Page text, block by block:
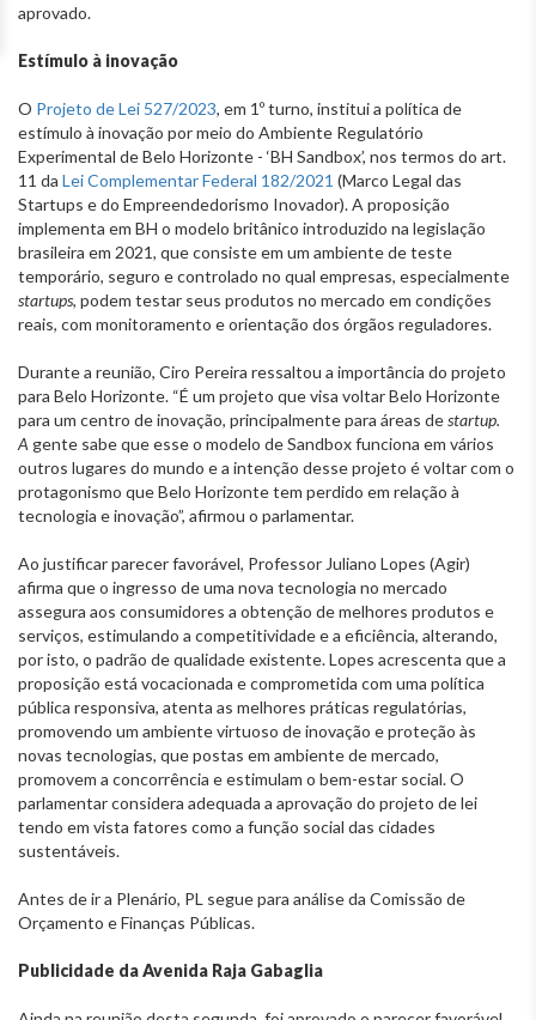
aprovado.
Estímulo à inovação
O Projeto de Lei 527/2023, em 1º turno, institui a política de
estímulo à inovação por meio do Ambiente Regulatório
Experimental de Belo Horizonte - ‘BH Sandbox’, nos termos do art.
11 da Lei Complementar Federal 182/2021 (Marco Legal das
Startups e do Empreendedorismo Inovador). A proposição
implementa em BH o modelo britânico introduzido na legislação
brasileira em 2021, que consiste em um ambiente de teste
temporário, seguro e controlado no qual empresas, especialmente
startups, podem testar seus produtos no mercado em condições
reais, com monitoramento e orientação dos órgãos reguladores.
Durante a reunião, Ciro Pereira ressaltou a importância do projeto
para Belo Horizonte. “É um projeto que visa voltar Belo Horizonte
para um centro de inovação, principalmente para áreas destartup.
A gente sabe que esse o modelo de Sandbox funciona em vários
outros lugares do mundo e a intenção desse projeto é voltar com o
protagonismo que Belo Horizonte tem perdido em relação à
tecnologia e inovação”, afirmou o parlamentar.
Ao justificar parecer favorável, Professor Juliano Lopes (Agir)
afirma que o ingresso de uma nova tecnologia no mercado
assegura aos consumidores a obtenção de melhores produtos e
serviços, estimulando a competitividade e a eficiência, alterando,
por isto, o padrão de qualidade existente. Lopes acrescenta que a
proposição está vocacionada e comprometida com uma política
pública responsiva, atenta as melhores práticas regulatórias,
promovendo um ambiente virtuoso de inovação e proteção às
novas tecnologias, que postas em ambiente de mercado,
promovem a concorrência e estimulam o bem-estar social. O
parlamentar considera adequada a aprovação do projeto de lei
tendo em vista fatores como a função social das cidades
sustentáveis.
Antes de ir a Plenário, PL segue para análise da Comissão de
Orçamento e Finanças Públicas.
Publicidade da Avenida Raja Gabaglia